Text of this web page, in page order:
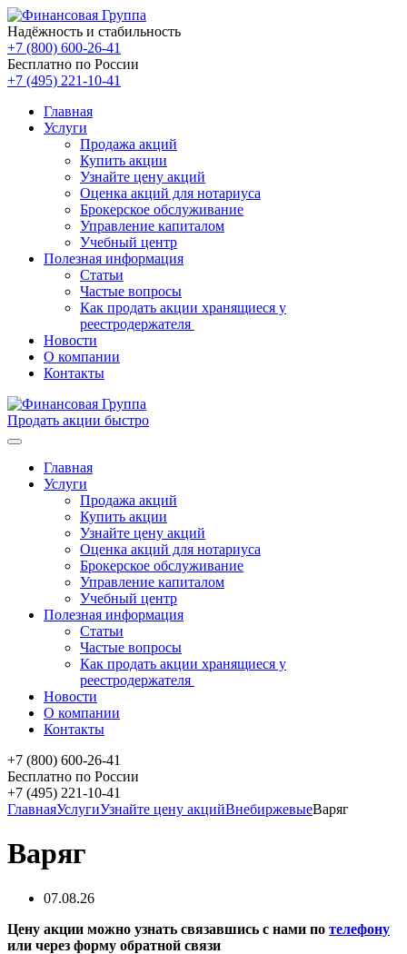
Надёжность и стабильность
+7 (800) 600-26-41
Бесплатно по России
+7 (495) 221-10-41
Главная
Услуги
Продажа акций
Купить акции
Узнайте цену акций
Оценка акций для нотариуса
Брокерское обслуживание
Управление капиталом
Учебный центр
Полезная информация
Статьи
Частые вопросы
Как продать акции хранящиеся у
реестродержателя
Новости
О компании
Контакты
Продать акции быстро
Главная
Услуги
Продажа акций
Купить акции
Узнайте цену акций
Оценка акций для нотариуса
Брокерское обслуживание
Управление капиталом
Учебный центр
Полезная информация
Статьи
Частые вопросы
Как продать акции хранящиеся у
реестродержателя
Новости
О компании
Контакты
+7 (800) 600-26-41
Бесплатно по России
+7 (495) 221-10-41
ГлавнаяУслугиУзнайте цену акцийВнебиржевыеВаряг
Варяг
07.08.26
Цену акции можно узнать связавшись с нами по телефону
или через форму обратной связи